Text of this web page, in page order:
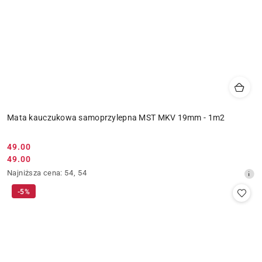
Mata kauczukowa samoprzylepna MST MKV 19mm - 1m2
Cena
promocyjna:
49.00
Cena
promocyjna:
49.00
Najniższa
cena
Najniższa cena: 54, 54
-5%